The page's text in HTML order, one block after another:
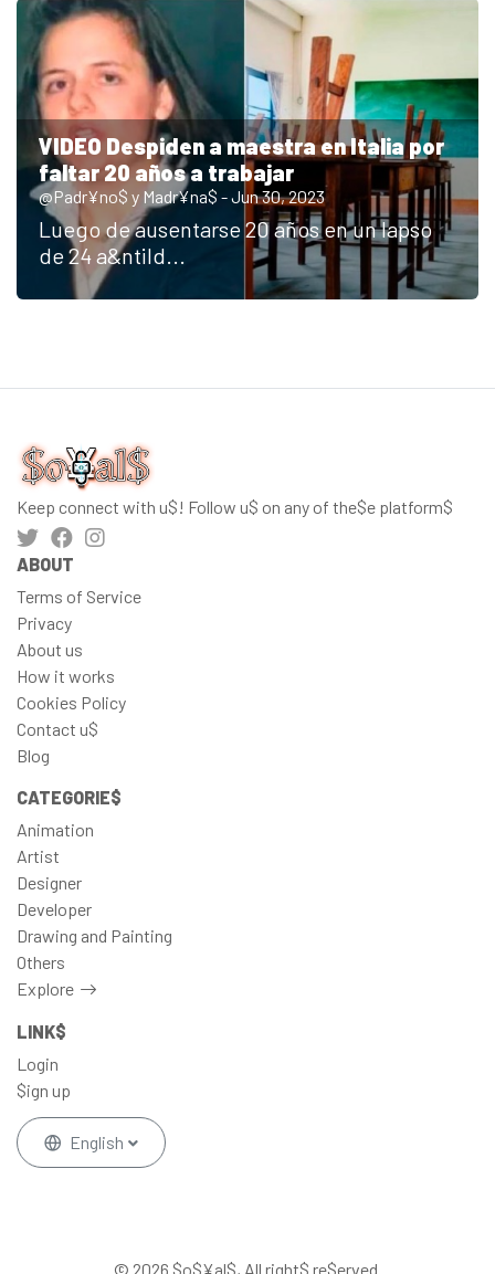
VIDEO Despiden a maestra en Italia por
faltar 20 años a trabajar
@Padr¥no$ y Madr¥na$ - Jun 30, 2023
Luego de ausentarse 20 años en un lapso
de 24 a&ntild...
Keep connect with u$! Follow u$ on any of the$e platform$
ABOUT
Terms of Service
Privacy
About us
How it works
Cookies Policy
Contact u$
Blog
CATEGORIE$
Animation
Artist
Designer
Developer
Drawing and Painting
Others
Explore
LINK$
Login
$ign up
English
© 2026 $o$¥al$, All right$ re$erved.